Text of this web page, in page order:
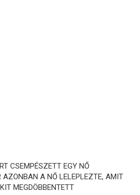
CSEMPÉSZETT EGY NŐ
A NŐ LELEPLEZTE, AMIT
MEGDÖBBENTETT